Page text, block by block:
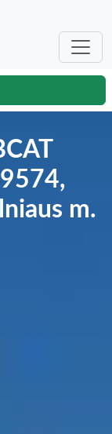
m.